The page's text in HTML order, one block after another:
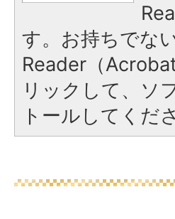
す。お持ちでな
Reader（
リックして、ソ
トールしてくだ